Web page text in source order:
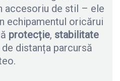
accesoriu de stil – ele
echipamentul oricărui
protecție, stabilitate
distanța parcursă